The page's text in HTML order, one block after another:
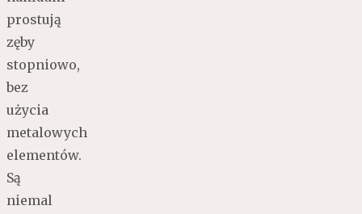
prostują
zęby
stopniowo,
bez
użycia
metalowych
elementów.
Są
niemal